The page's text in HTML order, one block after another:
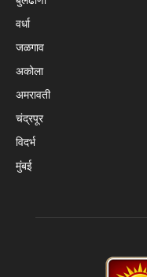
वर्धा
जळगाव
अकोला
अमरावती
चंद्रपूर
विदर्भ
मुंबई